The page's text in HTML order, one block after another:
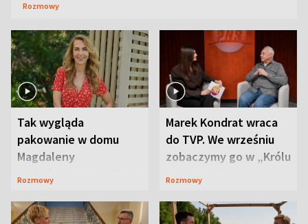
Rozmowy
Tak wygląda
pakowanie w domu
Magdaleny
Waligórskiej-Lisieckiej.
Rozmowy
Marek Kondrat wraca
do TVP. We wrześniu
zobaczymy go w „Królu
Maciusiu I”
Rozmowy